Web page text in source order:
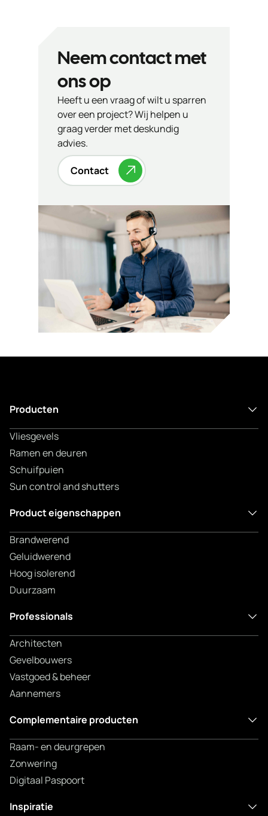
Neem contact met
ons op
Heeft u een vraag of wilt u sparren
over een project? Wij helpen u
graag verder met deskundig
advies.
Contact
Producten
Vliesgevels
Ramen en deuren
Schuifpuien
Sun control and shutters
Product eigenschappen
Brandwerend
Geluidwerend
Hoog isolerend
Duurzaam
Professionals
Architecten
Gevelbouwers
Vastgoed & beheer
Aannemers
Complementaire producten
Raam- en deurgrepen
Zonwering
Digitaal Paspoort
Inspiratie